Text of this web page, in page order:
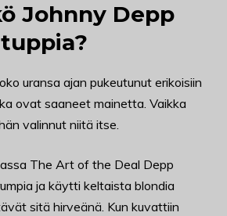
Johnny Depp
uransa ajan pukeutunut erikoisiin
ovat saaneet mainetta. Vaikka
valinnut niitä itse.
The Art of the Deal Depp
ja käytti keltaista blondia
sitä hirveänä. Kun kuvattiin